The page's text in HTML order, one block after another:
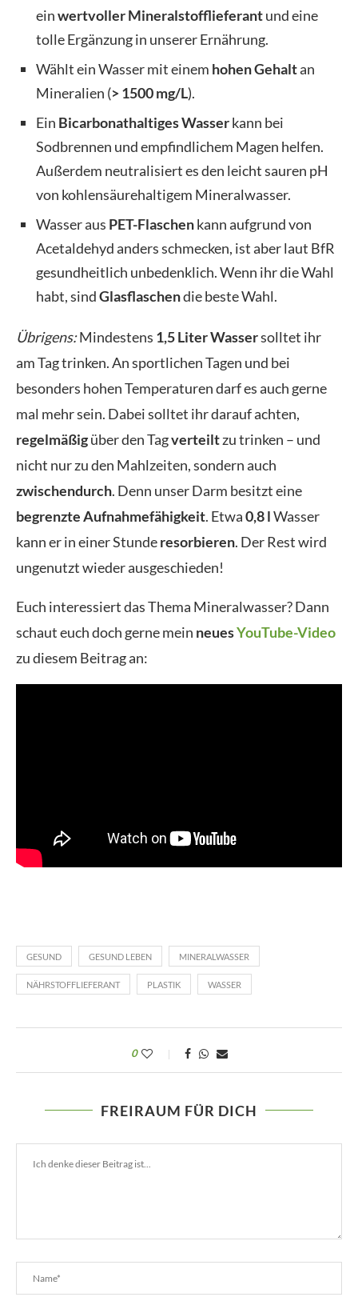
einwertvoller Mineralstofflieferantund eine
tolle Ergänzung in unserer Ernährung.
Wählt ein Wasser mit einem hohen Gehaltan
Mineralien (> 1500 mg/L).
Ein Bicarbonathaltiges Wasserkann bei
Sodbrennen und empfindlichem Magen helfen.
Außerdem neutralisiert es den leicht sauren pH
von kohlensäurehaltigem Mineralwasser.
Wasser aus PET-Flaschenkann aufgrund von
Acetaldehyd anders schmecken, ist aber laut BfR
gesundheitlich unbedenklich. Wenn ihr die Wahl
habt, sindGlasflaschendie beste Wahl.
Übrigens:Mindestens 1,5 Liter Wassersolltet ihr
am Tag trinken. An sportlichen Tagen und bei
besonders hohen Temperaturen darf es auch gerne
mal mehr sein. Dabei solltet ihr darauf achten,
regelmäßigüber den Tagverteiltzu trinken – und
nicht nur zu den Mahlzeiten, sondern auch
zwischendurch. Denn unser Darm besitzt eine
begrenzte Aufnahmefähigkeit. Etwa0,8 lWasser
kann er in einer Stunderesorbieren. Der Rest wird
ungenutzt wieder ausgeschieden!
Euch interessiert das Thema Mineralwasser? Dann
schaut euch doch gerne mein neuesYouTube-Video
zu diesem Beitrag an:
GESUND GESUND LEBEN MINERALWASSER
NÄHRSTOFFLIEFERANT PLASTIK WASSER
0
FREIRAUM FÜR DICH